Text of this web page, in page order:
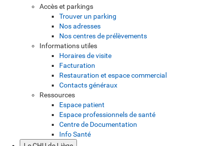
Accès et parkings
Trouver un parking
Nos adresses
Nos centres de prélèvements
Informations utiles
Horaires de visite
Facturation
Restauration et espace commercial
Contacts généraux
Ressources
Espace patient
Espace professionnels de santé
Centre de Documentation
Info Santé